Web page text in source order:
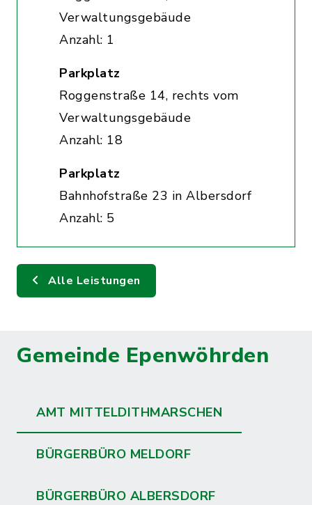
Verwaltungsgebäude
Anzahl: 1
Parkplatz
Roggenstraße 14, rechts vom
Verwaltungsgebäude
Anzahl: 18
Parkplatz
Bahnhofstraße 23 in Albersdorf
Anzahl: 5
Alle Leistungen
Gemeinde Epenwöhrden
AMT MITTELDITHMARSCHEN
BÜRGERBÜRO MELDORF
BÜRGERBÜRO ALBERSDORF